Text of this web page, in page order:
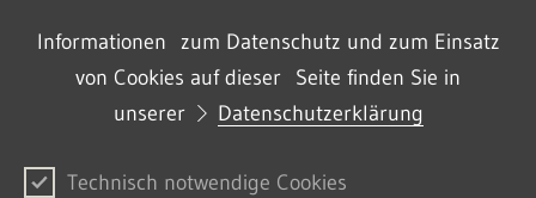
Informationen zum Datenschutz und zum Einsatz
von Cookies auf dieser Seite finden Sie in
unserer
Datenschutzerklärung
Technisch notwendige Cookies